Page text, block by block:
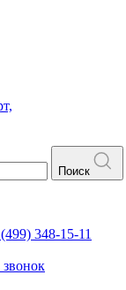
Поиск
348-15-11
звонок